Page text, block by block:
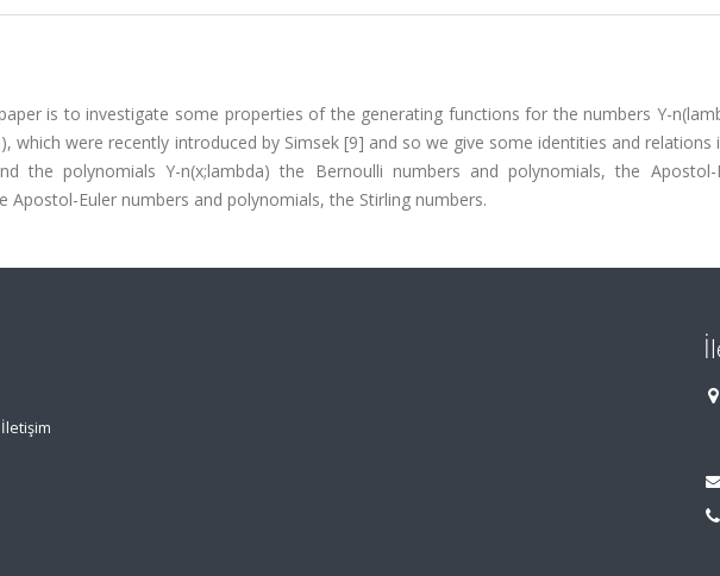
is to investigate some properties of the generating functions for the numbers Y-
which were recently introduced by Simsek [9] and so we give some identities and relations
the polynomials Y-n(x;lambda) the Bernoulli numbers and polynomials, the Apostol-
Apostol-Euler numbers and polynomials, the Stirling numbers.
İletişim